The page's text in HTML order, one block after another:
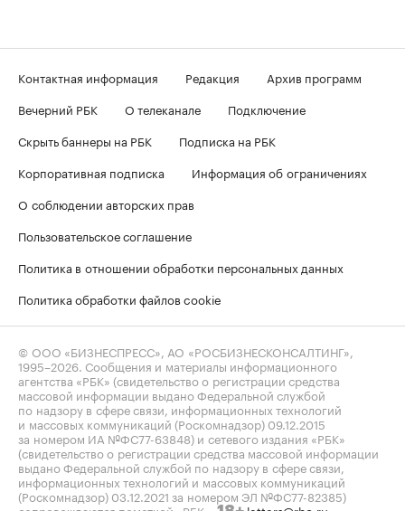
Контактная информация Редакция
Архив программ
Вечерний РБК
О телеканале
Подключение
Скрыть баннеры на РБК
Подписка на РБК
Корпоративная подписка
Информация об ограничениях
О соблюдении авторских прав
Пользовательское соглашение
Политика в отношении обработки персональных данных
Политика обработки файлов cookie
© ООО «БИЗНЕСПРЕСС», АО «РОСБИЗНЕСКОНСАЛТИНГ»,
1995–2026 . Сообщения и материалы информационного
агентства «РБК» (свидетельство о регистрации средства
массовой информации выдано Федеральной службой
по надзору в сфере связи, информационных технологий
и массовых коммуникаций (Роскомнадзор) 09.12.2015
за номером ИА №ФС77-63848) и сетевого издания «РБК»
(свидетельство о регистрации средства массовой информации
выдано Федеральной службой по надзору в сфере связи,
информационных технологий и массовых коммуникаций
(Роскомнадзор) 03.12.2021 за номером ЭЛ №ФС77-82385)